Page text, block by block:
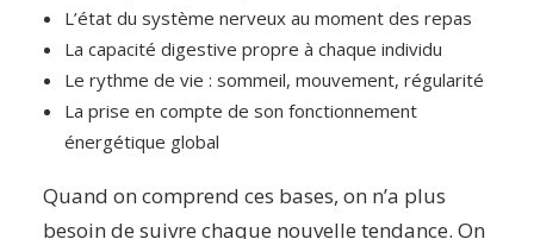
L’état du système nerveux au moment des repas
La capacité digestive propre à chaque individu
Le rythme de vie : sommeil, mouvement, régularité
La prise en compte de son fonctionnement
énergétique global
Quand on comprend ces bases, on n’a plus
besoin de suivre chaque nouvelle tendance. On